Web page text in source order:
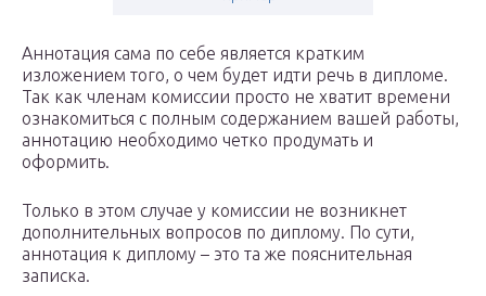
Аннотация сама по себе является кратким
изложением того, о чем будет идти речь в дипломе.
Так как членам комиссии просто не хватит времени
ознакомиться с полным содержанием вашей работы,
аннотацию необходимо четко продумать и
оформить.
Только в этом случае у комиссии не возникнет
дополнительных вопросов по диплому. По сути,
аннотация к диплому – это та же пояснительная
записка.